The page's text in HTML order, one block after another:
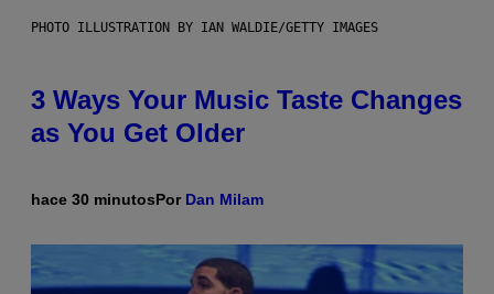
PHOTO ILLUSTRATION BY IAN WALDIE/GETTY IMAGES
3 Ways Your Music Taste Changes
as You Get Older
hace 30 minutosPor Dan Milam